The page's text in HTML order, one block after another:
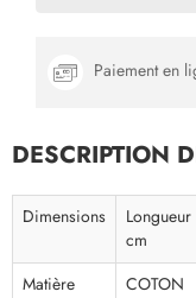
Paiement en
DESCRIPTION
Dimensions
cm
Matière
COTON